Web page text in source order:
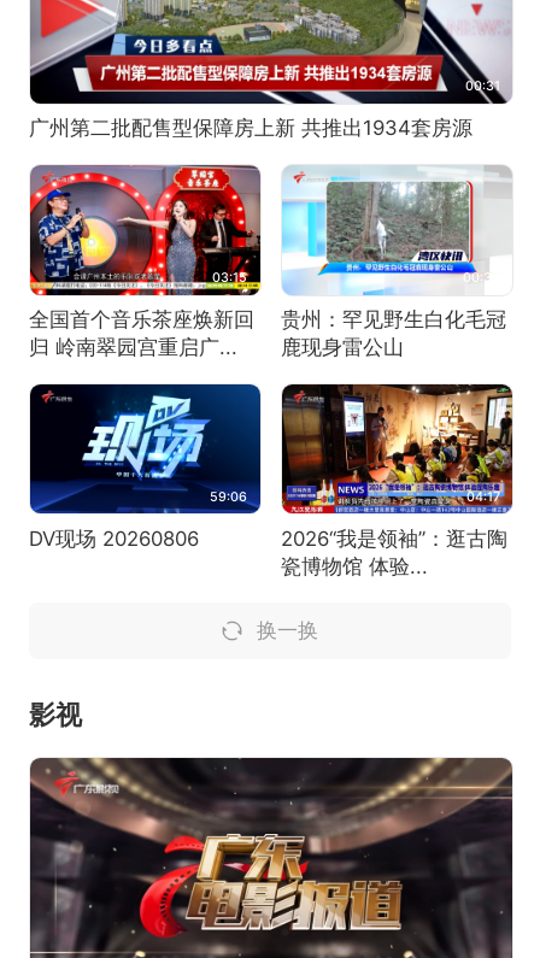
00:31
广州第二批配售型保障房上新 共推出1934套房源
03:15
全国首个音乐茶座焕新回
归 岭南翠园宫重启广...
00:30
贵州：罕见野生白化毛冠
鹿现身雷公山
59:06
DV现场 20260806
04:17
2026“我是领袖”：逛古陶
瓷博物馆 体验...
换一换
影视